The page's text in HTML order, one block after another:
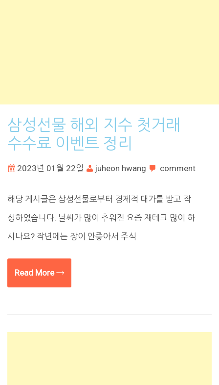
삼성선물 해외 지수 첫거래
수수료 이벤트 정리
2023년 01월 22일 juheon hwang comment
해당 게시글은 삼성선물로부터 경제적 대가를 받고 작
성하였습니다. 날씨가 많이 추워진 요즘 재테크 많이 하
시나요? 작년에는 장이 안좋아서 주식
Read More →